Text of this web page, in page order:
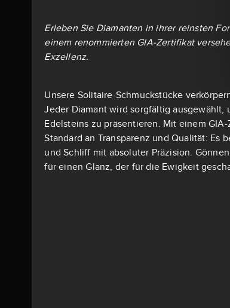
Erleben Sie Diamanten in ihrer reinsten
einem renommierten GIA-Zertifikat
Exzellenz.
Unsere Solitaire-Schmuckstücke
Jeder Diamant wird sorgfältig
Edelsteins zu präsentieren. Mit einem
Standard an Transparenz und Qualität: Es
und Schliff mit absoluter Präzision.
für einen Glanz, der für die Ewigkeit